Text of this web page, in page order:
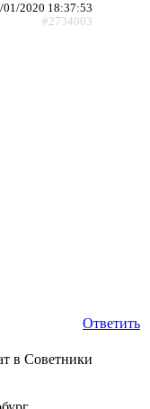
01/2020 18:37:53
#2734003
Ответить
в Советники